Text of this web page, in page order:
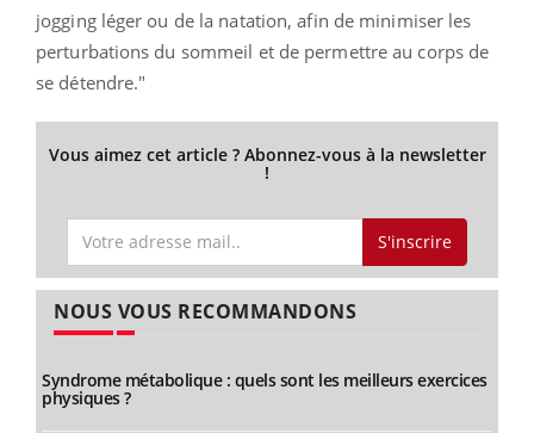
jogging léger ou de la natation, afin de minimiser les
perturbations du sommeil et de permettre au corps de
se détendre."
Vous aimez cet article ? Abonnez-vous à la newsletter
!
S'inscrire
NOUS VOUS RECOMMANDONS
Syndrome métabolique : quels sont les meilleurs exercices
physiques ?